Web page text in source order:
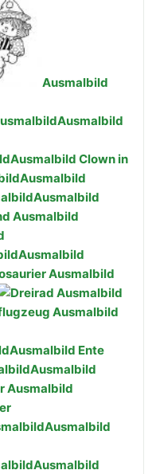
Ausmalbild
Ausmalbild
Ausmalbild Clown in
Ausmalbild
Ausmalbild
Ausmalbild
Ausmalbild Ente
Ausmalbild
Ausmalbild
Ausmalbild